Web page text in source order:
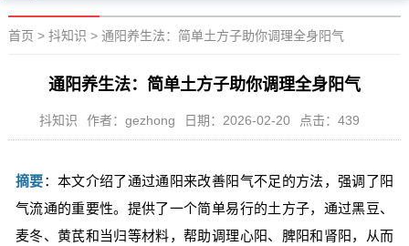
首页 > 抖知识 > 通阳养生法：简单土方子助你调理全身阳气
通阳养生法：简单土方子助你调理全身阳气
抖知识 作者：gezhong 日期：2026-02-20 点击：439
摘要：本文介绍了通过通阳来改善阳气不足的方法，强调了阳
气流通的重要性。提供了一个简单易行的土方子，通过黑豆、
麦冬、黄芪和当归等材料，帮助调理心阳、脾阳和肾阳，从而